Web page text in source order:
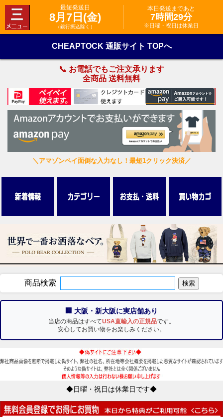
最短発送日
8月7日(金)
（銀行振込除く）
本日発送まであと
7時間29分
※日曜・祝日は休業日
CHEAPTOCK 通販サイト TOPへ
📞 お電話でもご注文承ります
全商品 送料無料
＼アマゾンペイ面倒な入力なし！最短1クリック決済／
商品検索
🏢 大阪・新大阪に実店舗あり
当店の商品はすべてUSA直輸入の正規品です。
安心してお買い物をお楽しみください。
◆日曜・祝日は休業日です◆